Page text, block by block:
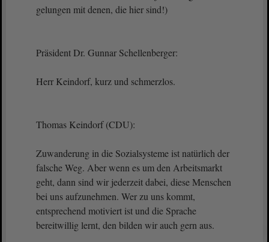
gelungen mit denen, die hier sind!)
Präsident Dr. Gunnar Schellenberger:
Herr Keindorf, kurz und schmerzlos.
Thomas Keindorf (CDU):
Zuwanderung in die Sozialsysteme ist natürlich der
falsche Weg. Aber wenn es um den Arbeitsmarkt
geht, dann sind wir jederzeit dabei, diese Menschen
bei uns aufzunehmen. Wer zu uns kommt,
entsprechend motiviert ist und die Sprache
bereitwillig lernt, den bilden wir auch gern aus.